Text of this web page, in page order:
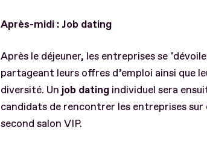
Après-midi : Job dating
Après le déjeuner, les entreprises se
partageant leurs offres d’emploi ainsi que
diversité. Un job dating individuel sera
candidats de rencontrer les entreprises sur
second salon VIP.